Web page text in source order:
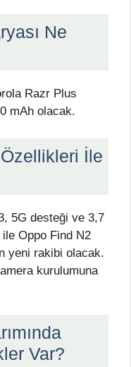
Ne
Razr Plus
mAh olacak.
İle
5G desteği ve 3,7
ile Oppo Find N2
yeni rakibi olacak.
kurulumuna
Var?